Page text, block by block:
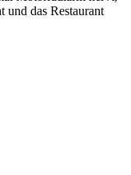
und das Restaurant